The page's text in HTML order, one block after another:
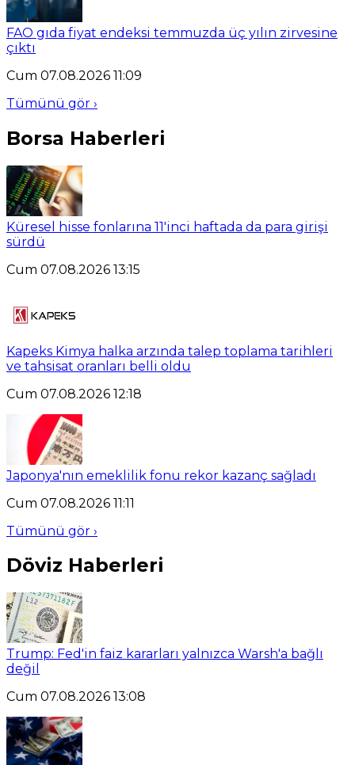
FAO gıda fiyat endeksi temmuzda üç yılın zirvesine
çıktı
Cum 07.08.2026 11:09
Tümünü gör ›
Borsa Haberleri
Küresel hisse fonlarına 11'inci haftada da para girişi
sürdü
Cum 07.08.2026 13:15
Kapeks Kimya halka arzında talep toplama tarihleri
ve tahsisat oranları belli oldu
Cum 07.08.2026 12:18
Japonya'nın emeklilik fonu rekor kazanç sağladı
Cum 07.08.2026 11:11
Tümünü gör ›
Döviz Haberleri
Trump: Fed'in faiz kararları yalnızca Warsh'a bağlı
değil
Cum 07.08.2026 13:08